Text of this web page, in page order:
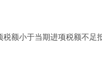
税额小于当期进项税额不足